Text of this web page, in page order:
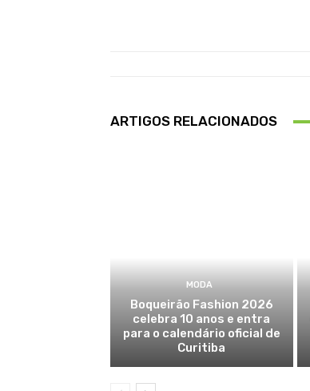
ARTIGOS RELACIONADOS
MODA
Boqueirão Fashion 2026
celebra 10 anos e entra
para o calendário oficial de
Curitiba